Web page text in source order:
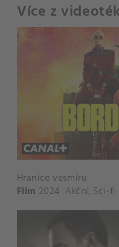
Více z
Hranice vesmíru
Film 2024 Akční, Sci-fi